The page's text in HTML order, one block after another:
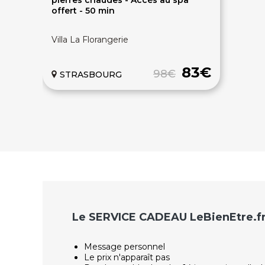
offert - 50 min
Villa La Florangerie
98€ 83€
STRASBOURG
Le SERVICE CADEAU
Message personnel
Le prix n'apparaît pas